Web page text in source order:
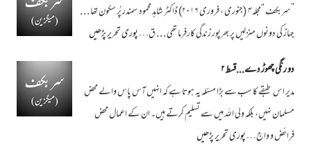
”سربکف “مجلہ۴ (جنوری ، فروری ۲۰۱۶) ڈاکٹر شاہد محمود سمندر پُر سکون تھا . . .
جہاز کی دونوں منزلیں پر بھرپور زندگی کارفرما تھی . . . ق…پوری تحریر پڑھیں
دو رنگی چھوڑ دے...قسط ۲
مدیر اس طبقے کا سب سے بڑا مسئلہ یہ ہوتا ہے کہ انہیں آس پاس والے محض
مسلمان نہیں، بلکہ ولی اللہ میں سے تسلیم کرتے ہیں۔ ان کے اعمال محض
فرائض و واج…پوری تحریر پڑھیں